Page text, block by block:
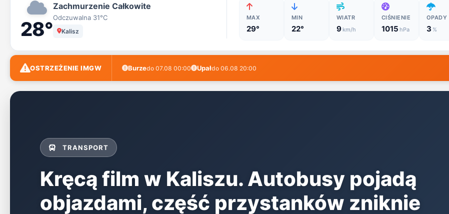
Kalisz
Wiadomości
ogłoszenia
katalog
28°
Zachmurzenie Całkowite
Odczuwalna 31°C
Kalisz
MAX
29°
MIN
22°
WIATR
9 km/h
CIŚNIENIE
1015 hPa
OPADY
3 %
OSTRZEŻENIE IMGW Burzedo 07.08 00:00 Upałdo 06.08 20:00
TRANSPORT
Kręcą film w Kaliszu. Autobusy pojadą
objazdami, część przystanków zniknie